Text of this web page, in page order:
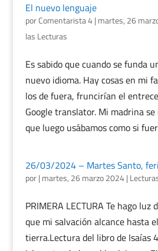
El nuevo lenguaje
porComentarista 4| martes, 26
las Lecturas
Es sabido que cuando se funda
nuevo idioma. Hay cosas en mi
los de fuera, fruncirían el
Google translator. Mi madrina
que luego usábamos como si
26/03/2024 – Martes Santo,
por| martes, 26 marzo 2024|
PRIMERA LECTURA Te hago luz
que mi salvación alcance hasta
tierra.Lectura del libro de Isaías